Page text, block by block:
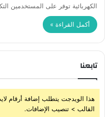
الكهربائية توفر على المستخدمين
أكمل القراءة »
تابعنا
هذا الويدجت يتطلب إضافة أرقام
القالب > تنصيب الإضافات.